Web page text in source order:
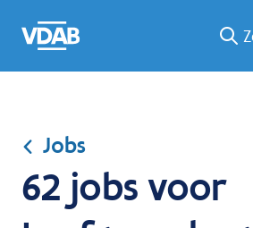
naar
een
een
job
naar
Jobs
62 jobs voor